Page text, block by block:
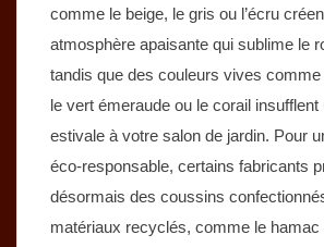
comme le beige, le gris ou l’écru
atmosphère apaisante qui sublime le
tandis que des couleurs vives comme
le vert émeraude ou le corail insufflent
estivale à votre salon de jardin. Pour
éco-responsable, certains fabricants
désormais des coussins
matériaux recyclés, comme le hamac